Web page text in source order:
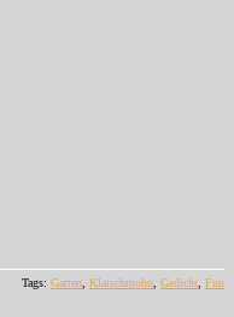
Tags: Garten Klatschmohn Gedicht Fun